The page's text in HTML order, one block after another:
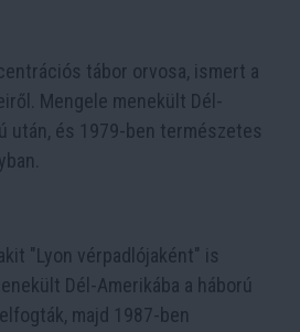
tábor orvosa, ismert a
Mengele menekült Dél-
után, és 1979-ben természetes
"Lyon vérpadlójaként" is
Dél-Amerikába a háború
majd 1987-ben